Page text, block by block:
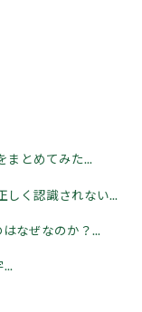
まとめてみた...
しく認識されない...
なぜなのか？...